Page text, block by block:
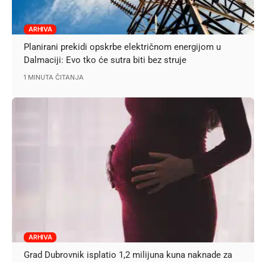
ARHIVA
Planirani prekidi opskrbe električnom energijom u
Dalmaciji: Evo tko će sutra biti bez struje
1 MINUTA ČITANJA
ARHIVA
Grad Dubrovnik isplatio 1,2 milijuna kuna naknade za